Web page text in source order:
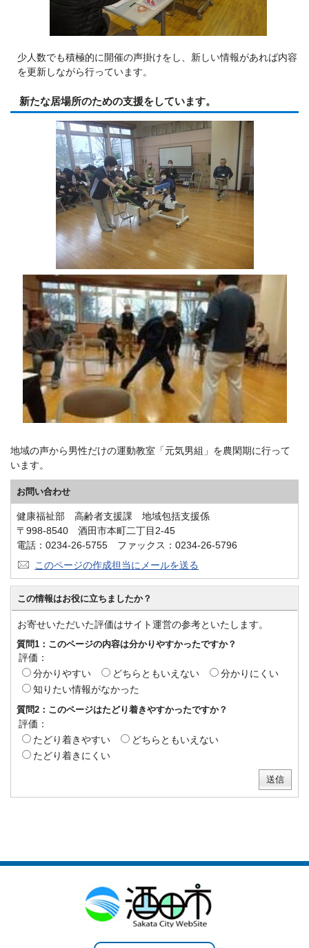
少人数でも積極的に開催の声掛けをし、新しい情報があれば内容
を更新しながら行っています。
新たな居場所のための支援をしています。
地域の声から男性だけの運動教室「元気男組」を農閑期に行って
います。
お問い合わせ
健康福祉部 高齢者支援課 地域包括支援係
〒998-8540 酒田市本町二丁目2-45
電話：0234-26-5755 ファックス：0234-26-5796
このページの作成担当にメールを送る
この情報はお役に立ちましたか？
お寄せいただいた評価はサイト運営の参考といたします。
質問1：このページの内容は分かりやすかったですか？
評価：
分かりやすい
どちらともいえない
分かりにくい
知りたい情報がなかった
質問2：このページはたどり着きやすかったですか？
評価：
たどり着きやすい
どちらともいえない
たどり着きにくい